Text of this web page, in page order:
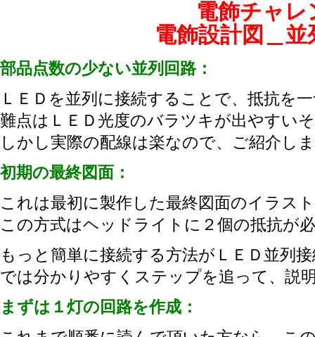
電飾チャレ
電飾設計図＿並
部品点数の少ない並列回路：
ＬＥＤを並列に接続することで、抵抗を
難点はＬＥＤ光度のバラツキが出やすい
しかし実際の配線は楽なので、ご紹介し
初期の最終図面：
これは最初に製作した最終図面のイラス
この方式はヘッドライトに２個の抵抗が
もっと簡単に接続する方法がＬＥＤ並列
では分かりやすくステップを追って、説
まずは１灯の回路を作成：